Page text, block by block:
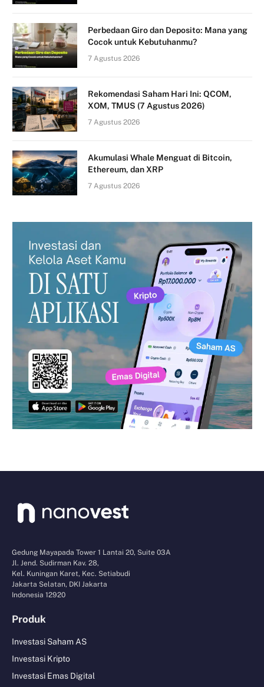
Perbedaan Giro dan Deposito: Mana yang
Cocok untuk Kebutuhanmu?
7 Agustus 2026
Rekomendasi Saham Hari Ini: QCOM,
XOM, TMUS (7 Agustus 2026)
7 Agustus 2026
Akumulasi Whale Menguat di Bitcoin,
Ethereum, dan XRP
7 Agustus 2026
Gedung Mayapada Tower 1 Lantai 20, Suite 03A
Jl. Jend. Sudirman Kav. 28,
Kel. Kuningan Karet, Kec. Setiabudi
Jakarta Selatan, DKI Jakarta
Indonesia 12920
Produk
Investasi Saham AS
Investasi Kripto
Investasi Emas Digital